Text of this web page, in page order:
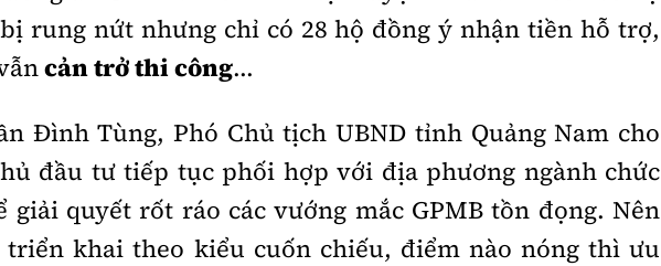
rung nứt nhưng chỉ có 28 hộ đồng ý nhận tiền hỗ trợ,
cản trở thi công...
Đình Tùng, Phó Chủ tịch UBND tỉnh Quảng Nam cho
đầu tư tiếp tục phối hợp với địa phương ngành chức
giải quyết rốt ráo các vướng mắc GPMB tồn đọng. Nên
khai theo kiểu cuốn chiếu, điểm nào nóng thì ưu